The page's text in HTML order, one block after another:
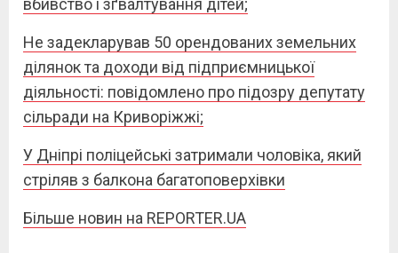
вбивство і зґвалтування дітей;
Не задекларував 50 орендованих земельних
ділянок та доходи від підприємницької
діяльності: повідомлено про підозру депутату
сільради на Криворіжжі;
У Дніпрі поліцейські затримали чоловіка, який
стріляв з балкона багатоповерхівки
Більше новин на REPORTER.UA